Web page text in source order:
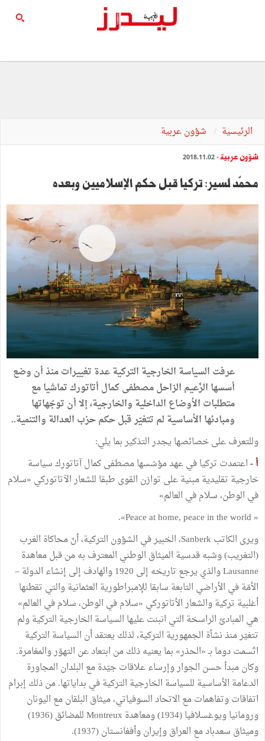
الرئيسية شؤون عربية
شؤون عربية- 2018.11.02
محمّد لسير: تركيا قبل حكم الإسلاميين وبعده
عرفت السياسة الخارجية التركية عدة تغييرات منذ أن وضع
أسسها الزّعيم الرّاحل مصطفى كمال أتاتورك تماشيا مع
متطلبات الأوضاع الداخلية والخارجية، إلا أن توجّهاتها
ومبادئها الأساسية لم تتغيّر قبل حكم حزب العدالة والتنمية..
وللتعرف على خصائصها يجدر التذكير بما يلي:
أ -اعتمدت تركيا في عهد مؤسّسها مصطفى كمال آتاتورك سياسة
خارجية تقليدية مبنية على توازن القوى طبقا للشعار الآتاتوركي «سلام
في الوطن، سلام في العالم»
« Peace at home, peace in the world».
ويرى الكاتب Sanberk، الخبير في الشؤون التركية، أنّ محاكاة الغرب
(التغريب) وشبه قدسية الميثاق الوطني المعترف به من قبل معاهدة
Lausanne والذي يرجع تاريخه إلى 1920 والهادف إلى إنشاء الدولة –
الأمّة في الأراضي التابعة سابقا للإمبراطورية العثمانية والتي تقطنها
أغلبية تركية والشعار الأتاتوركي «سلام في الوطن، سلام في العالم»
هي المبادئ الراسخة التي انبنت عليها السياسة الخارجية التركية ولم
تتغيّر منذ نشأة الجمهورية التركية، لذلك يعتقد أن السياسة التركية
اتّسمت دوما بـ «الحذر» بما يعنيه ذلك من ابتعاد عن التهوّر والمغامرة.
وكان مبدأ حسن الجوار وإرساء علاقات جيّدة مع البلدان المجاورة
الدعامة الأساسية للسياسة الخارجية التركية في بداياتها. من ذلك إبرام
اتفاقات وتفاهمات مع الاتحاد السوفياتي، ميثاق البلقان مع اليونان
ورومانيا ويوغسلافيا (1934) ومعاهدة Montreux للمضائق (1936)
وميثاق سعدباد مع العراق وإيران وأفغانستان (1937).